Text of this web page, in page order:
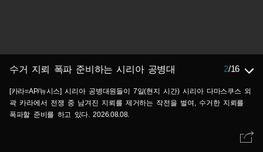
수거 지뢰 폭파 준비하는 시리아 공병대 2/16
[카라=AP/뉴시스] 시리아 공병대원들이 7일(현지 시간) 시리아 다마스쿠스 외
곽 카라에서 전쟁 중 남겨진 지뢰를 제거하는 작전을 벌여, 수거한 지뢰를
폭파할 준비를 하고 있다. 2026.08.08.